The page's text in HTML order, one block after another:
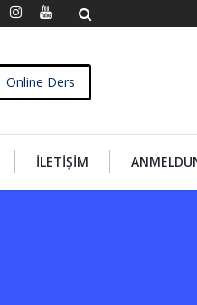
Online Ders
İLETIŞIM